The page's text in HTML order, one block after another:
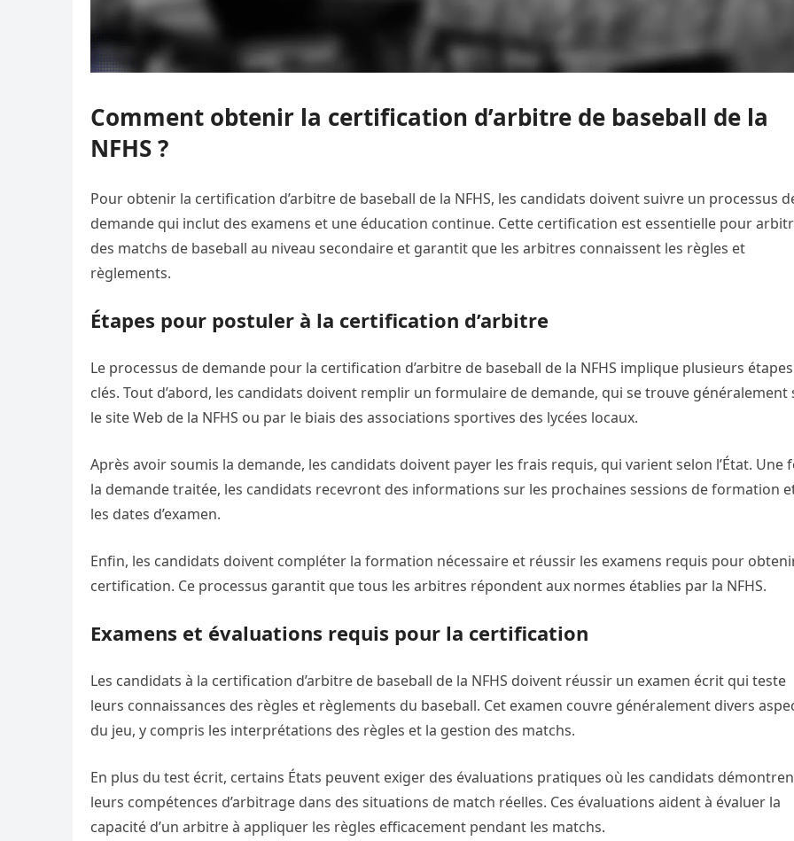
Comment obtenir la certification d’arbitre de baseball de la
NFHS ?
Pour obtenir la certification d’arbitre de baseball de la NFHS, les candidats doivent suivre un processus
demande qui inclut des examens et une éducation continue. Cette certification est essentielle pour
des matchs de baseball au niveau secondaire et garantit que les arbitres connaissent les règles et
règlements.
Étapes pour postuler à la certification d’arbitre
Le processus de demande pour la certification d’arbitre de baseball de la NFHS implique plusieurs étapes
clés. Tout d’abord, les candidats doivent remplir un formulaire de demande, qui se trouve généralement
le site Web de la NFHS ou par le biais des associations sportives des lycées locaux.
Après avoir soumis la demande, les candidats doivent payer les frais requis, qui varient selon l’État. Une
la demande traitée, les candidats recevront des informations sur les prochaines sessions de formation
les dates d’examen.
Enfin, les candidats doivent compléter la formation nécessaire et réussir les examens requis pour
certification. Ce processus garantit que tous les arbitres répondent aux normes établies par la NFHS.
Examens et évaluations requis pour la certification
Les candidats à la certification d’arbitre de baseball de la NFHS doivent réussir un examen écrit qui teste
leurs connaissances des règles et règlements du baseball. Cet examen couvre généralement divers
du jeu, y compris les interprétations des règles et la gestion des matchs.
En plus du test écrit, certains États peuvent exiger des évaluations pratiques où les candidats
leurs compétences d’arbitrage dans des situations de match réelles. Ces évaluations aident à évaluer la
capacité d’un arbitre à appliquer les règles efficacement pendant les matchs.